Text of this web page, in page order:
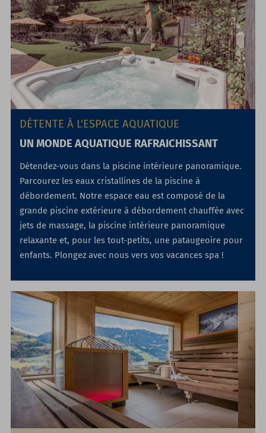
DÉTENTE À L'ESPACE AQUATIQUE
UN MONDE AQUATIQUE RAFRAICHISSANT
Détendez-vous dans la piscine intérieure panoramique.
Parcourez les eaux cristallines de la piscine à
débordement. Notre espace eau est composé de la
grande piscine extérieure à débordement chauffée avec
jets de massage, la piscine intérieure panoramique
relaxante et, pour les tout-petits, une pataugeoire pour
enfants. Plongez avec nous vers vos vacances spa !